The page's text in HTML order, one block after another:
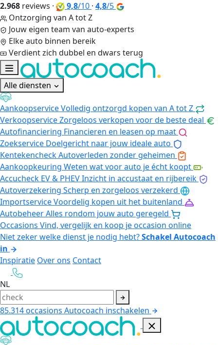
2.968 reviews · 9,8/10 · 4,8/5
Ontzorging van A tot Z
Jouw eigen team van auto-experts
Elke auto binnen bereik
Verdient zich dubbel en dwars terug
Alle diensten
AankoopserviceVolledig ontzorgd kopen van A tot Z
VerkoopserviceZorgeloos verkopen voor de beste deal
Autofinanciering Financieren en leasen op maat
Zoekservice Doelgericht naar jouw ideale auto
KentekencheckAutoverleden zonder geheimen
Aankoopkeuring Weten wat voor auto je écht koopt
Accucheck EV & PHEVInzicht in accustaat en rijbereik
Autoverzekering Scherp en zorgeloos verzekerd
ImportserviceVoordelig kopen uit het buitenland
AutobeheerAlles rondom jouw auto geregeld
Occasions Vind, vergelijk en koop je occasion online
Niet zeker welke dienst je nodig hebt?Schakel Autocoach
in
Inspiratie Over ons Contact
NL
85.314occasions Autocoach inschakelen